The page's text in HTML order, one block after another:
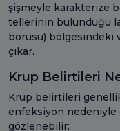
şişmeyle karakterize
tellerinin bulunduğu
borusu) bölgesindeki
çıkar.
Krup Belirtileri
Krup belirtileri
enfeksiyon nedeniyle
gözlenebilir: